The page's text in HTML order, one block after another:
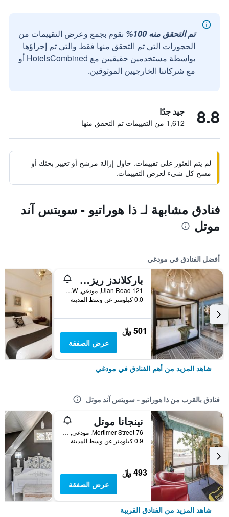
تم التحقق منه 100%
نقوم بجمع وعرض التقييمات من
الحجوزات التي تم التحقق منها فقط والتي تم إجراؤها
بواسطة مستخدمين حقيقيين مع HotelsCombined أو
مع شركائنا الخارجيين الموثوقين.
8.8 جيد جدًا
1,612 من التقييمات تم التحقق منها
لم يتم العثور على تقييمات. حاول إزالة مرشح أو تغيير بحثك أو
مسح كل شيء لعرض التقييمات.
فنادق مشابهة لـ ذا هوراتيو - سويتس آند
موتل
أفضل الفنادق في مودغي
باركلاندز ريزورت مودجي
121 Ulan Road, مودغي, NSW, أستراليا
0.0 كيلومتر عن وسط المدينة
501 ﷼
عرض الصفقة
شاهد المزيد من أهم الفنادق في مودغي
فنادق بالقرب من ذا هوراتيو - سويتس آند موتل
نينجانا موتل
76 Mortimer Street, مودغي, NSW, أستراليا
0.9 كيلومتر عن وسط المدينة
493 ﷼
عرض الصفقة
شاهد المزيد من الفنادق القريبة